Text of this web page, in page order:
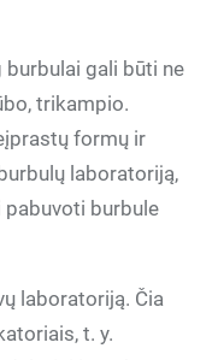
gali būti ne
trikampio.
formų ir
laboratoriją,
pabuvoti burbule
laboratoriją. Čia
t. y.